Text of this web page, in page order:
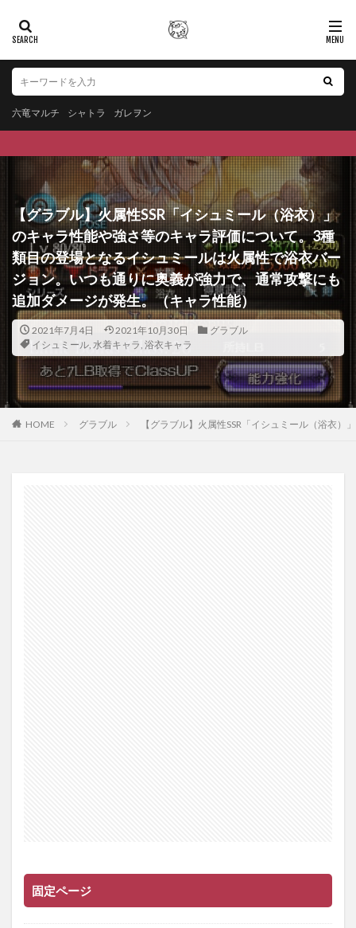
六竜マルチ シャトラ ガレヲン
【グラブル】火属性SSR「イシュミール（浴衣）」
のキャラ性能や強さ等のキャラ評価について。3種
類目の登場となるイシュミールは火属性で浴衣バー
ジョン。いつも通りに奥義が強力で、通常攻撃にも
追加ダメージが発生。（キャラ性能）
2021年7月4日 2021年10月30日
グラブル
イシュミール, 水着キャラ, 浴衣キャラ
HOME グラブル 【グラブル】火属性SSR「イシュミール（浴衣
固定ページ